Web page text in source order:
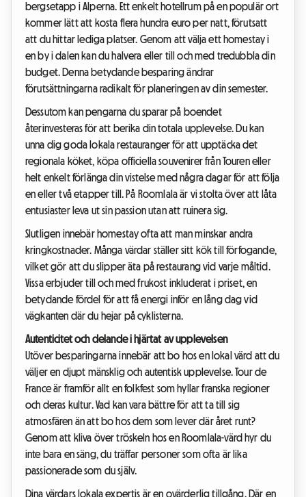
bergsetapp i Alperna. Ett enkelt hotellrum på en populär ort
kommer lätt att kosta flera hundra euro per natt, förutsatt
att du hittar lediga platser. Genom att välja ett homestay i
en by i dalen kan du halvera eller till och med tredubbla din
budget. Denna betydande besparing ändrar
förutsättningarna radikalt för planeringen av din semester.
Dessutom kan pengarna du sparar på boendet
återinvesteras för att berika din totala upplevelse. Du kan
unna dig goda lokala restauranger för att upptäcka det
regionala köket, köpa officiella souvenirer från Touren eller
helt enkelt förlänga din vistelse med några dagar för att följa
en eller två etapper till. På Roomlala är vi stolta över att låta
entusiaster leva ut sin passion utan att ruinera sig.
Slutligen innebär homestay ofta att man minskar andra
kringkostnader. Många värdar ställer sitt kök till förfogande,
vilket gör att du slipper äta på restaurang vid varje måltid.
Vissa erbjuder till och med frukost inkluderat i priset, en
betydande fördel för att få energi inför en lång dag vid
vägkanten där du hejar på cyklisterna.
Autenticitet och delande i hjärtat av upplevelsen
Utöver besparingarna innebär att bo hos en lokal värd att du
väljer en djupt mänsklig och autentisk upplevelse. Tour de
France är framför allt en folkfest som hyllar franska regioner
och deras kultur. Vad kan vara bättre för att ta till sig
atmosfären än att bo hos dem som lever där året runt?
Genom att kliva över tröskeln hos en Roomlala-värd hyr du
inte bara en säng, du träffar personer som ofta är lika
passionerade som du själv.
Dina värdars lokala expertis är en ovärderlig tillgång. Där en